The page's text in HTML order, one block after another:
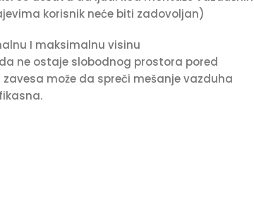
korisnik neće biti zadovoljan)
I maksimalnu visinu
ne ostaje slobodnog prostora pored
može da spreči mešanje vazduha